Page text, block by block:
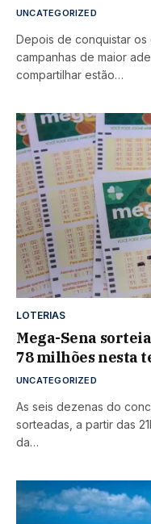
UNCATEGORIZED
Depois de conquistar os
campanhas de maior
compartilhar estão…
LOTERIAS
Mega-Sena
78 milhões nesta
UNCATEGORIZED
As seis dezenas do
sorteadas, a partir das
da…